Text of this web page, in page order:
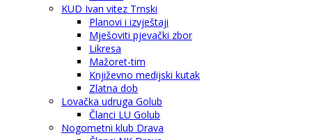
KUD Ivan vitez Trnski
Planovi i izvještaji
Mješoviti pjevački zbor
Likresa
Mažoret-tim
Književno medijski kutak
Zlatna dob
Lovačka udruga Golub
Članci LU Golub
Nogometni klub Drava